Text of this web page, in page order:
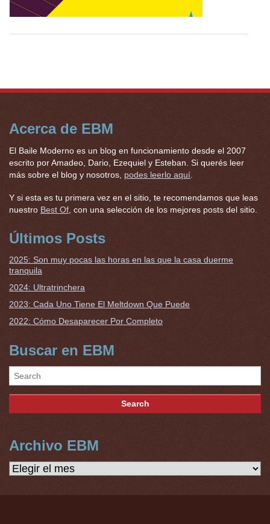
Acerca de EBM
El Baile Moderno es un blog en funcionamiento desde el 2007
escrito por Amadeo, Dario, Ezequiel y Esteban. Si querés leer
más sobre el blog y nosotros, podes leerlo aquí
Y si esta es tu primera vez en el sitio, te recomendamos que leas
nuestro Best Of , con una selección de los mejores posts del sitio.
Últimos Posts
2025: Son muy pocas las horas en las que la casa duerme
tranquila
2024: Ultratrinchera
2023: Cada Uno Tiene El Meltdown Que Puede
2022: Cómo Desaparecer Por Completo
Buscar en EBM
Archivo EBM
Archivo
EBM